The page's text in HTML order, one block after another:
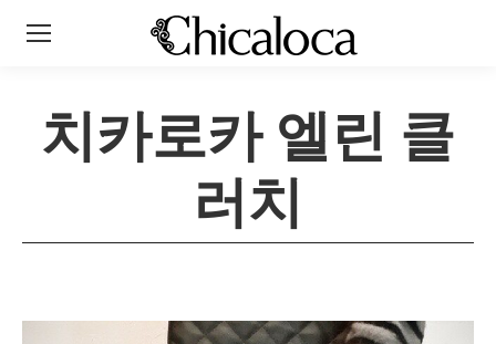
치카로카 엘린 클
러치